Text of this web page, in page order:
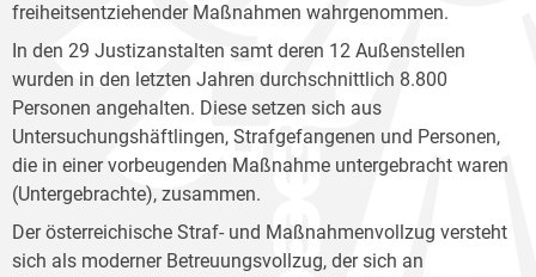
freiheitsentziehender Maßnahmen wahrgenommen.
In den 29 Justizanstalten samt deren 12 Außenstellen
wurden in den letzten Jahren durchschnittlich 8.800
Personen angehalten. Diese setzen sich aus
Untersuchungshäftlingen, Strafgefangenen und Personen,
die in einer vorbeugenden Maßnahme untergebracht waren
(Untergebrachte), zusammen.
Der österreichische Straf- und Maßnahmenvollzug versteht
sich als moderner Betreuungsvollzug, der sich an